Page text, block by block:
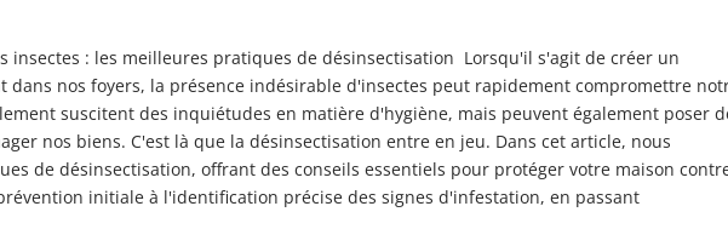
insectes : les meilleures pratiques de désinsectisation Lorsqu'il s'agit de créer un
dans nos foyers, la présence indésirable d'insectes peut rapidement compromettre
suscitent des inquiétudes en matière d'hygiène, mais peuvent également poser
nos biens. C'est là que la désinsectisation entre en jeu. Dans cet article, nous
de désinsectisation, offrant des conseils essentiels pour protéger votre maison
initiale à l'identification précise des signes d'infestation, en passant